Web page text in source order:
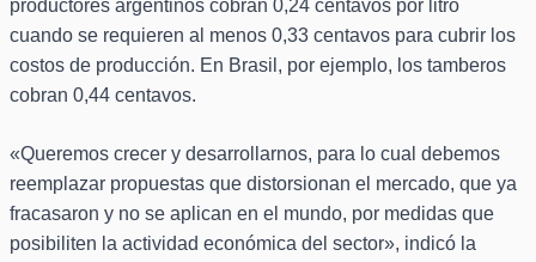
productores argentinos cobran 0,24 centavos por litro
cuando se requieren al menos 0,33 centavos para cubrir los
costos de producción. En Brasil, por ejemplo, los tamberos
cobran 0,44 centavos.
«Queremos crecer y desarrollarnos, para lo cual debemos
reemplazar propuestas que distorsionan el mercado, que ya
fracasaron y no se aplican en el mundo, por medidas que
posibiliten la actividad económica del sector», indicó la